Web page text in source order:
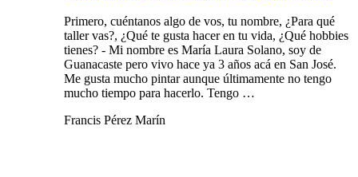
Primero, cuéntanos algo de vos, tu nombre, ¿Para qué
taller vas?, ¿Qué te gusta hacer en tu vida, ¿Qué hobbies
tienes? - Mi nombre es María Laura Solano, soy de
Guanacaste pero vivo hace ya 3 años acá en San José.
Me gusta mucho pintar aunque últimamente no tengo
mucho tiempo para hacerlo. Tengo …
Francis Pérez Marín